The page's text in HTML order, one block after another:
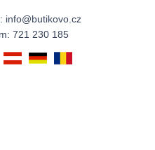
info@butikovo.cz
721 230 185